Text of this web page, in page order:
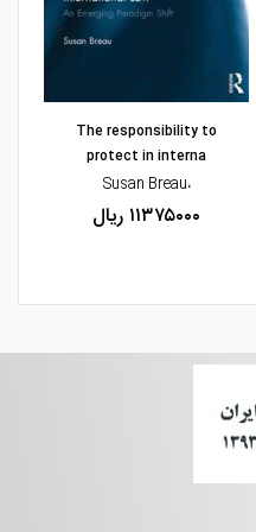
The responsibility to
protect in interna
،Susan Breau
۱۱۳۷۵۰۰۰ ریال